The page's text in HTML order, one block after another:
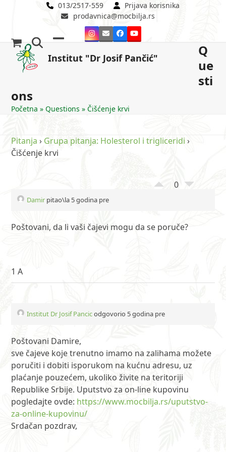
013/2517-559
Prijava korisnika
prodavnica@mocbilja.rs
Instagram
EmailFacebookYouTube
Institut "Dr Josif Pančić"
mobile
mobile
Q
ue
sti
ons
Početna »Questions »Čišćenje krvi
Pitanja › Grupa pitanja: Holesterol i trigliceridi ›
Čišćenje krvi
0
Damir pitao\la 5 godina pre
Poštovani, da li vaši čajevi mogu da se poruče?
1 A
Institut Dr Josif Pancicodgovorio 5 godina pre
Poštovani Damire,
sve čajeve koje trenutno imamo na zalihama možete
poručiti i dobiti isporukom na kućnu adresu, uz
plaćanje pouzećem, ukoliko živite na teritoriji
Republike Srbije. Uputstvo za on-line kupovinu
pogledajte ovde: https://www.mocbilja.rs/uputstvo-
za-online-kupovinu/
Srdačan pozdrav,